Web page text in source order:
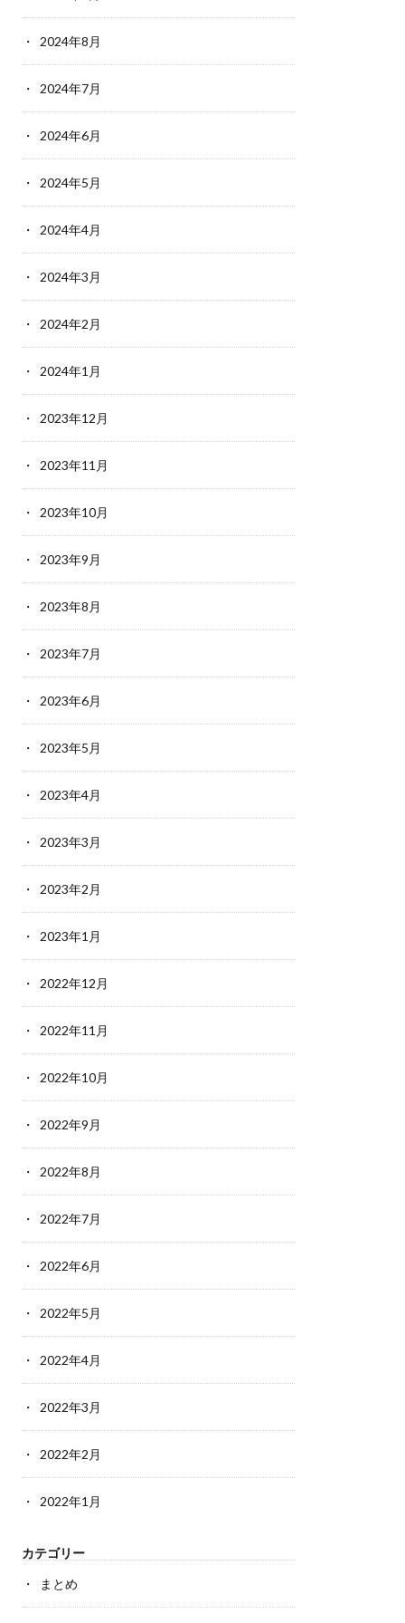
2024年8月
2024年7月
2024年6月
2024年5月
2024年4月
2024年3月
2024年2月
2024年1月
2023年12月
2023年11月
2023年10月
2023年9月
2023年8月
2023年7月
2023年6月
2023年5月
2023年4月
2023年3月
2023年2月
2023年1月
2022年12月
2022年11月
2022年10月
2022年9月
2022年8月
2022年7月
2022年6月
2022年5月
2022年4月
2022年3月
2022年2月
2022年1月
カテゴリー
まとめ